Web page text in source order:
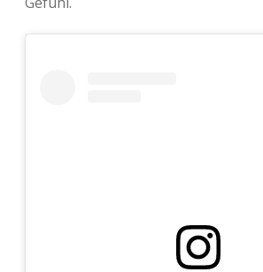
Adventskalender 2018